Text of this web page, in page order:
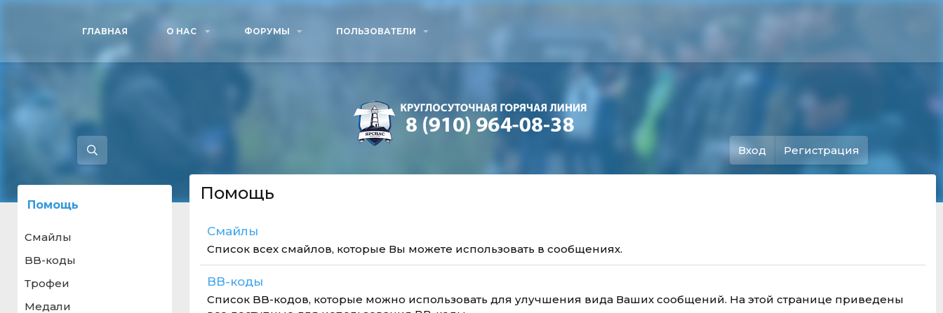
ГЛАВНАЯ О НАС ФОРУМЫ ПОЛЬЗОВАТЕЛИ
Вход Регистрация
Помощь
Смайлы
BB-коды
Трофеи
Медали
Помощь
Смайлы
Список всех смайлов, которые Вы можете использовать в сообщениях.
BB-коды
Список BB-кодов, которые можно использовать для улучшения вида Ваших сообщений. На этой странице приведены